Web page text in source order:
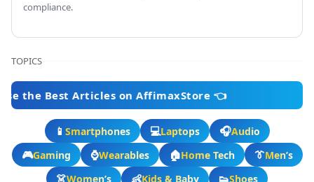
compliance.
TOPICS
Articles on AffimaxStore 👈
📱 Smartphones 💻Laptops 🎧Audio
🎮Gaming ⌚Wearables 🏠Home Tech 👔Men’s
👗Women’s 👶Kids & Baby 👟Shoes